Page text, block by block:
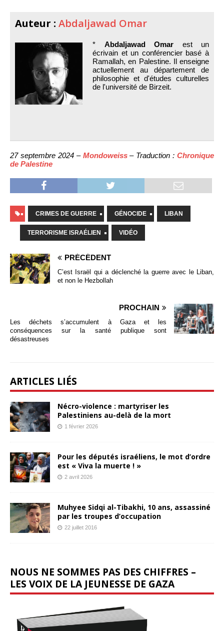
Auteur : Abdaljawad Omar
* Abdaljawad Omar est un
écrivain et un conférencier basé à
Ramallah, en Palestine. Il enseigne
actuellement au département de
philosophie et d'études culturelles
de l'université de Birzeit.
27 septembre 2024 – Mondoweiss– Traduction : Chronique
de Palestine
CRIMES DE GUERRE GÉNOCIDE LIBAN
TERRORISME ISRAÉLIEN VIDÉO
PRÉCÉDENT
C’est Israël qui a déclenché la guerre avec le Liban,
et non le Hezbollah
PROCHAIN
Les déchets s’accumulent à Gaza et les
conséquences sur la santé publique sont
désastreuses
ARTICLES LIÉS
Nécro-violence : martyriser les
Palestiniens au-delà de la mort
1 février 2026
Pour les députés israéliens, le mot d’ordre
est « Viva la muerte ! »
2 avril 2026
Muhyee Sidqi al-Tibakhi, 10 ans, assassiné
par les troupes d’occupation
22 juillet 2016
NOUS NE SOMMES PAS DES CHIFFRES –
LES VOIX DE LA JEUNESSE DE GAZA